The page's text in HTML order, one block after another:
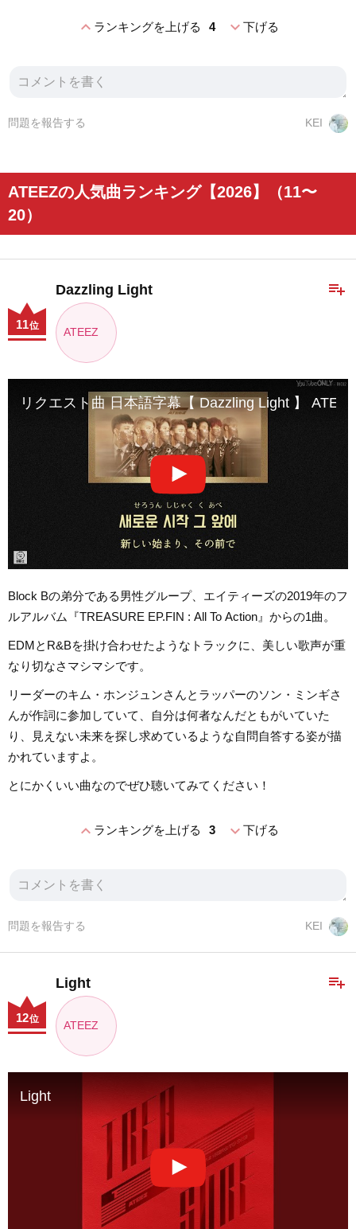
expand_lessランキングを上げる 4 expand_more下げる
KEI
問題を報告する
ATEEZの人気曲ランキング【2026】（11〜
20）
playlist_add
Dazzling Light
ATEEZ
11位
リクエスト曲 日本語字幕【 Dazzling Light 】 ATEEZ
Block Bの弟分である男性グループ、エイティーズの2019年のフ
ルアルバム『TREASURE EP.FIN : All To Action』からの1曲。
EDMとR&Bを掛け合わせたようなトラックに、美しい歌声が重
なり切なさマシマシです。
リーダーのキム・ホンジュンさんとラッパーのソン・ミンギさ
んが作詞に参加していて、自分は何者なんだともがいていた
り、見えない未来を探し求めているような自問自答する姿が描
かれていますよ。
とにかくいい曲なのでぜひ聴いてみてください！
expand_lessランキングを上げる 3 expand_more下げる
KEI
問題を報告する
playlist_add
Light
ATEEZ
12位
Light